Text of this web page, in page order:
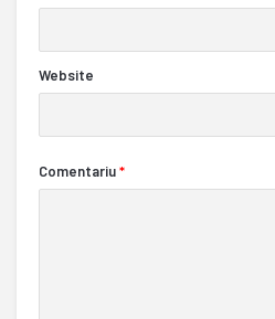
Website
Comentariu*